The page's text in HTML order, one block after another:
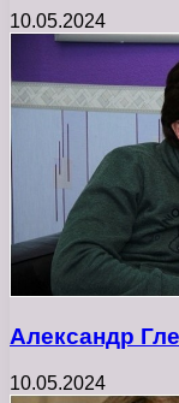
10.05.2024
Александр
10.05.2024